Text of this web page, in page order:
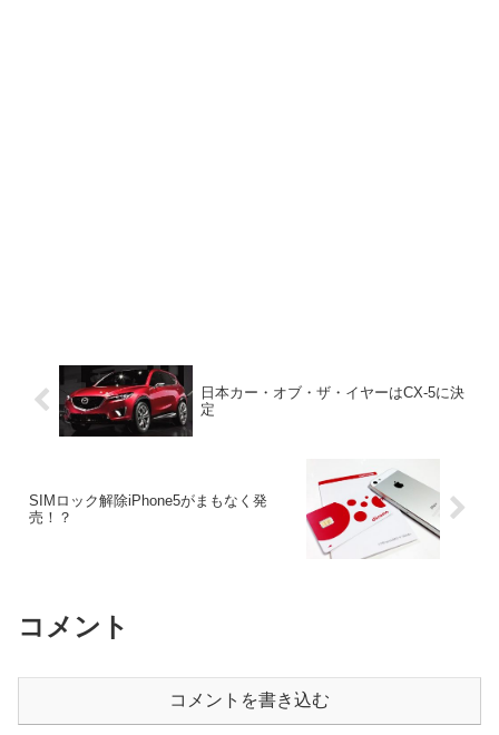
日本カー・オブ・ザ・イヤーはCX-5に決
定
SIMロック解除iPhone5がまもなく発
売！？
コメント
コメントを書き込む